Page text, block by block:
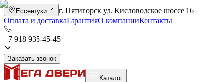
Ессентуки
г. Пятигорск ул. Кисловодское шоссе 16
Оплата и доставкаГарантияО компанииКонтакты
+7 918 935-45-45
Заказать звонок
Каталог